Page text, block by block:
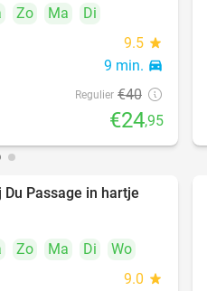
Zo Ma
Di
9.5 star
9 min. directions_car
Regulier €40
€24,95
47%
Passage in hartje
Zo Ma Di
Wo
9.0 star